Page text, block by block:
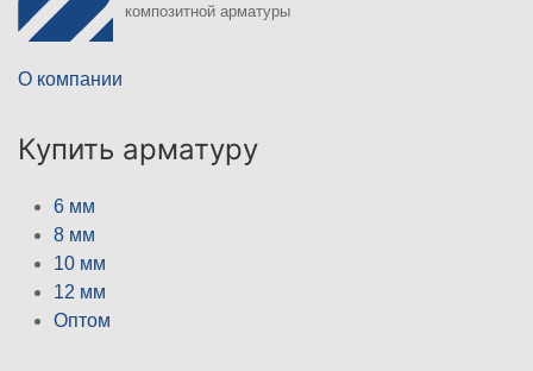
композитной арматуры
О компании
Купить арматуру
6 мм
8 мм
10 мм
12 мм
Оптом